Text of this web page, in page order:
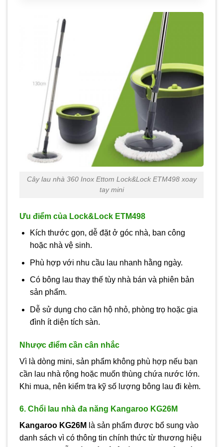
Cây lau nhà 360 Inox Ettom Lock&Lock ETM498 xoay
tay mini
Ưu điểm của Lock&Lock ETM498
Kích thước gọn, dễ đặt ở góc nhà, ban công
hoặc nhà vệ sinh.
Phù hợp với nhu cầu lau nhanh hằng ngày.
Có bông lau thay thế tùy nhà bán và phiên bản
sản phẩm.
Dễ sử dụng cho căn hộ nhỏ, phòng trọ hoặc gia
đình ít diện tích sàn.
Nhược điểm cần cân nhắc
Vì là dòng mini, sản phẩm không phù hợp nếu bạn
cần lau nhà rộng hoặc muốn thùng chứa nước lớn.
Khi mua, nên kiểm tra kỹ số lượng bông lau đi kèm.
6. Chổi lau nhà đa năng Kangaroo KG26M
Kangaroo KG26M là sản phẩm được bổ sung vào
danh sách vì có thông tin chính thức từ thương hiệu